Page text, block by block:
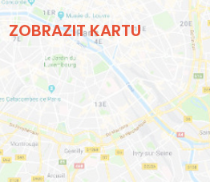
ZOBRAZIT KARTU